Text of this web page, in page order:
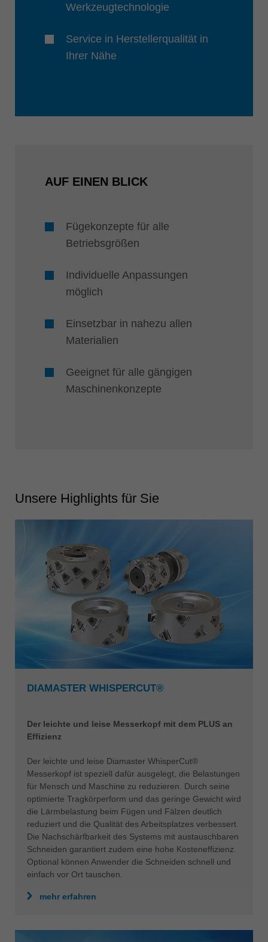
Werkzeugtechnologie
Service in Herstellerqualität in
Ihrer Nähe
AUF EINEN BLICK
Fügekonzepte für alle
Betriebsgrößen
Individuelle Anpassungen
möglich
Einsetzbar in nahezu allen
Materialien
Geeignet für alle gängigen
Maschinenkonzepte
Unsere Highlights für Sie
DIAMASTER WHISPERCUT®
Der leichte und leise Messerkopf mit dem PLUS an
Effizienz
Der leichte und leise Diamaster WhisperCut®
Messerkopf ist speziell dafür ausgelegt, die Belastungen
für Mensch und Maschine zu reduzieren. Durch seine
optimierte Tragkörperform und das geringe Gewicht wird
die Lärmbelastung beim Fügen und Fälzen deutlich
reduziert und die Qualität des Arbeitsplatzes verbessert.
Die Nachschärfbarkeit des Systems mit austauschbaren
Schneiden garantiert zudem eine hohe Kosteneffizienz.
Optional können Anwender die Schneiden schnell und
einfach vor Ort tauschen.
mehr erfahren